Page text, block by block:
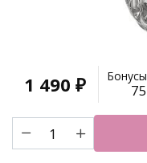
1 490 ₽ Бонусы
75
Количество
товара